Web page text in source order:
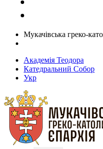
Мукачівська греко-
Академія Теодора
Катедральний Собор
Укр